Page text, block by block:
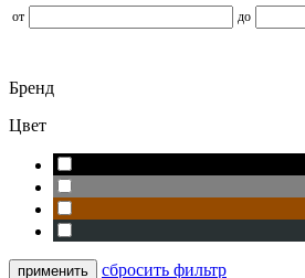
от до
Бренд
Цвет
сбросить фильтр